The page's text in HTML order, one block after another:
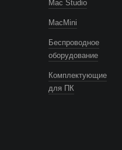
Mac Studio
MacMini
Беспроводное
оборудование
Комплектующие
для ПК